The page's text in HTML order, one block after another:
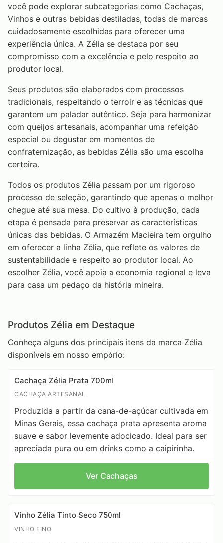
você pode explorar subcategorias como Cachaças,
Vinhos e outras bebidas destiladas, todas de marcas
cuidadosamente escolhidas para oferecer uma
experiência única. A Zélia se destaca por seu
compromisso com a excelência e pelo respeito ao
produtor local.
Seus produtos são elaborados com processos
tradicionais, respeitando o terroir e as técnicas que
garantem um paladar autêntico. Seja para harmonizar
com queijos artesanais, acompanhar uma refeição
especial ou degustar em momentos de
confraternização, as bebidas Zélia são uma escolha
certeira.
Todos os produtos Zélia passam por um rigoroso
processo de seleção, garantindo que apenas o melhor
chegue até sua mesa. Do cultivo à produção, cada
etapa é pensada para preservar as características
únicas das bebidas. O Armazém Macieira tem orgulho
em oferecer a linha Zélia, que reflete os valores de
sustentabilidade e respeito ao produtor local. Ao
escolher Zélia, você apoia a economia regional e leva
para casa um pedaço da história mineira.
Produtos Zélia em Destaque
Conheça alguns dos principais itens da marca Zélia
disponíveis em nosso empório:
Cachaça Zélia Prata 700ml
CACHAÇA ARTESANAL
Produzida a partir da cana-de-açúcar cultivada em
Minas Gerais, essa cachaça prata apresenta aroma
suave e sabor levemente adocicado. Ideal para ser
apreciada pura ou em drinks como a caipirinha.
Ver Cachaças
Vinho Zélia Tinto Seco 750ml
VINHO FINO